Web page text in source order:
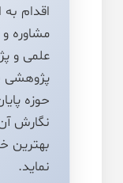
اقدام
مشاوره
علمی و
پژوهشی
حوزه
نگارش
بهترین
نماید.